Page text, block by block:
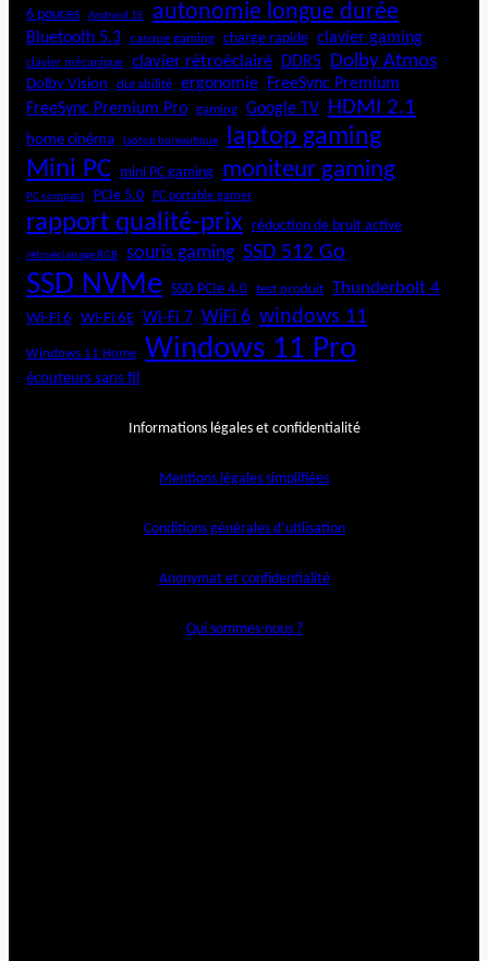
6 pouces Android 15 autonomie longue durée
Bluetooth 5.3 casque gaming charge rapide clavier gaming
clavier mécanique clavier rétroéclairé DDR5 Dolby Atmos
Dolby Vision durabilité ergonomie
FreeSync Premium
FreeSync Premium Pro
gaming Google TV HDMI 2.1
home cinéma laptop bureautique laptop gaming
Mini PC mini PC gaming moniteur gaming
PC compact PCIe 5.0 PC portable gamer
rapport qualité-prix réduction de bruit active
rétroéclairage RGB souris gaming SSD 512 Go
SSD NVMe SSD PCIe 4.0 test produit Thunderbolt 4
Wi-Fi 6 Wi-Fi 6E Wi-Fi 7 WiFi 6 windows 11
Windows 11 Home Windows 11 Pro
écouteurs sans fil
Informations légales et confidentialité
Mentions légales simplifiées
Conditions générales d’utilisation
Anonymat et confidentialité
Qui sommes-nous ?